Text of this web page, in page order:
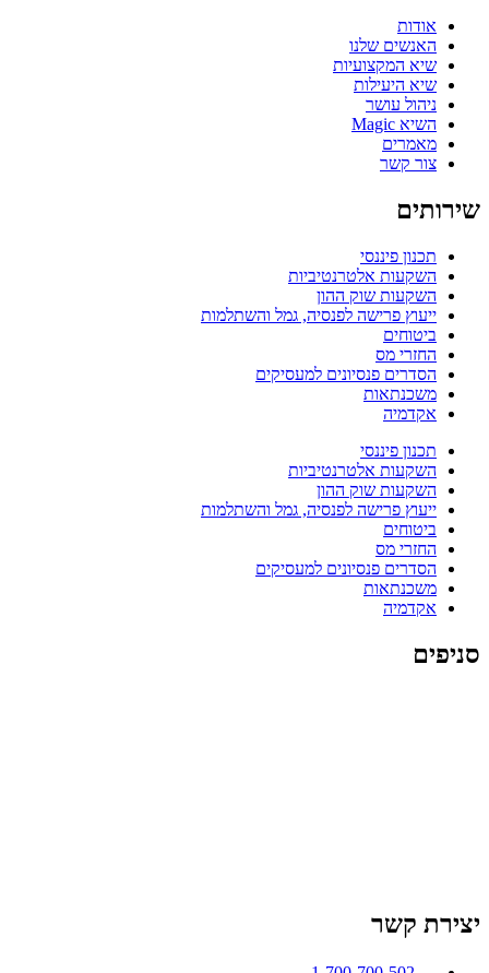
אודות
האנשים שלנו
שיא המקצועיות
שיא היעילות
ניהול עושר
השיא Magic
מאמרים
צור קשר
שירותים
תכנון פיננסי
השקעות אלטרנטיביות
השקעות שוק ההון
ייעוץ פרישה לפנסיה, גמל והשתלמות
ביטוחים
החזרי מס
הסדרים פנסיונים למעסיקים
משכנתאות
אקדמיה
תכנון פיננסי
השקעות אלטרנטיביות
השקעות שוק ההון
ייעוץ פרישה לפנסיה, גמל והשתלמות
ביטוחים
החזרי מס
הסדרים פנסיונים למעסיקים
משכנתאות
אקדמיה
סניפים
יצירת קשר